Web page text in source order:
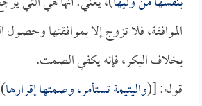
الموافقة، فلا تزوج إلا بموافقتها
بخلاف البكر، فإنه يكفي الصمت.
قوله: [(واليتيمة تستأمر، وصمتها إقرارها